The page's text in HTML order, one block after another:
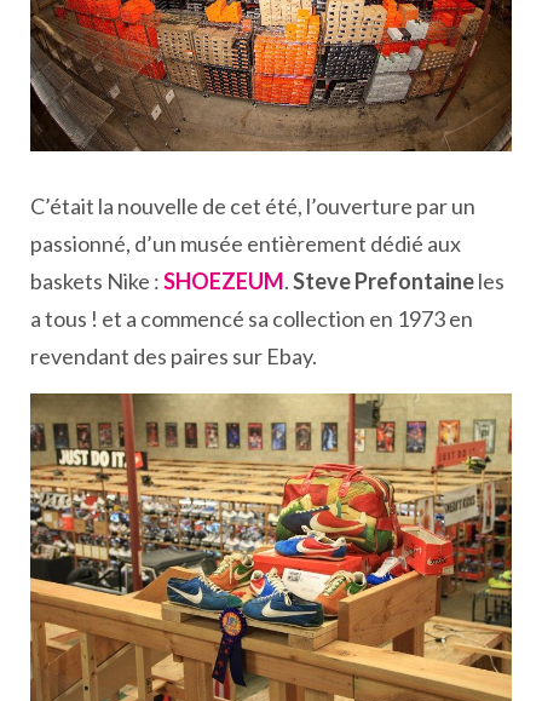
C’était la nouvelle de cet été, l’ouverture par un
passionné, d’un musée entièrement dédié aux
baskets Nike :SHOEZEUM.Steve Prefontaineles
a tous ! et a commencé sa collection en 1973 en
revendant des paires sur Ebay.